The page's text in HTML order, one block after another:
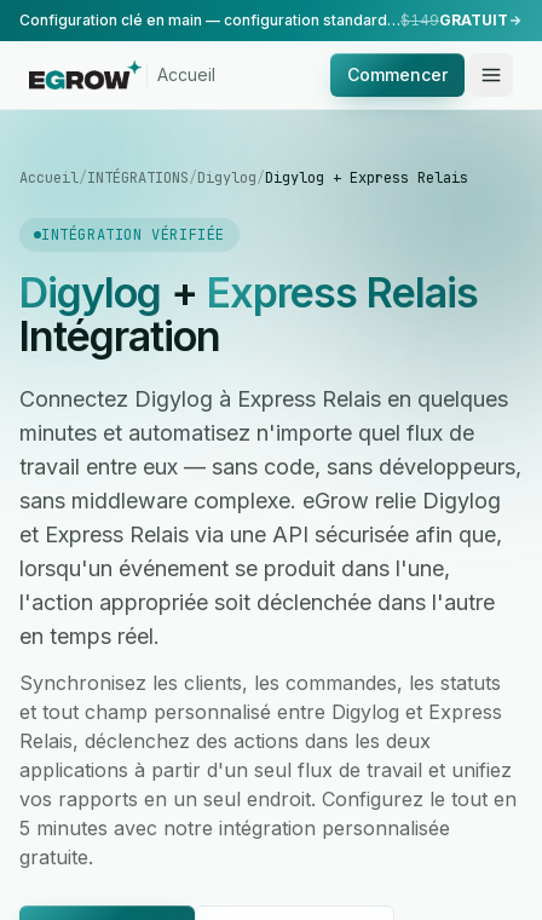
Configuration clé en main — configuration standard, réalisée par notre équipe.$149GRATUIT
Accueil Commencer
Accueil/INTÉGRATIONS/Digylog/Digylog + Express Relais
INTÉGRATION VÉRIFIÉE
Digylog + Express Relais
Intégration
Connectez Digylog à Express Relais en quelques
minutes et automatisez n'importe quel flux de
travail entre eux — sans code, sans développeurs,
sans middleware complexe. eGrow relie Digylog
et Express Relais via une API sécurisée afin que,
lorsqu'un événement se produit dans l'une,
l'action appropriée soit déclenchée dans l'autre
en temps réel.
Synchronisez les clients, les commandes, les statuts
et tout champ personnalisé entre Digylog et Express
Relais, déclenchez des actions dans les deux
applications à partir d'un seul flux de travail et unifiez
vos rapports en un seul endroit. Configurez le tout en
5 minutes avec notre intégration personnalisée
gratuite.